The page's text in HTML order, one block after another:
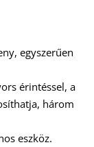
egyszerűen
érintéssel, a
három
eszköz.